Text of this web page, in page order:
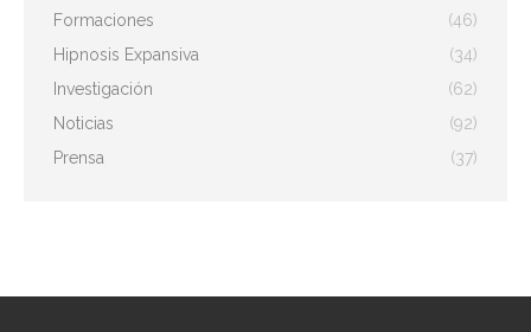
Formaciones
(46)
Hipnosis Expansiva
(34)
Investigación
(62)
Noticias
(92)
Prensa
(37)